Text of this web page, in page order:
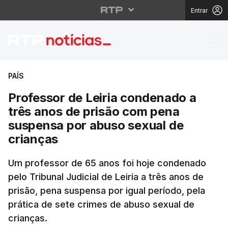
Entrar
Professor de Leiria
PAÍS
Professor de Leiria condenado a
três anos de prisão com pena
suspensa por abuso sexual de
crianças
Um professor de 65 anos foi hoje condenado
pelo Tribunal Judicial de Leiria a três anos de
prisão, pena suspensa por igual período, pela
prática de sete crimes de abuso sexual de
crianças.